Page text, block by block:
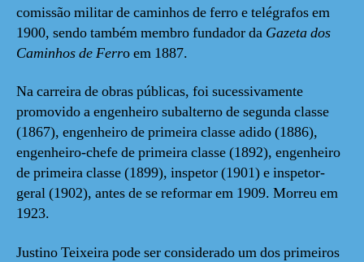
comissão militar de caminhos de ferro e telégrafos em
1900, sendo também membro fundador da Gazeta dos
Caminhos de Ferro em 1887.
Na carreira de obras públicas, foi sucessivamente
promovido a engenheiro subalterno de segunda classe
(1867), engenheiro de primeira classe adido (1886),
engenheiro-chefe de primeira classe (1892), engenheiro
de primeira classe (1899), inspetor (1901) e inspetor-
geral (1902), antes de se reformar em 1909. Morreu em
1923.
Justino Teixeira pode ser considerado um dos primeiros